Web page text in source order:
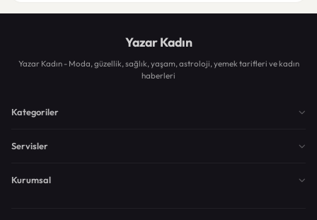
Yazar Kadın
Yazar Kadın - Moda, güzellik, sağlık, yaşam, astroloji, yemek tarifleri ve kadın
haberleri
Kategoriler
Servisler
Kurumsal